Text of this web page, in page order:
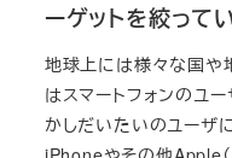
ーゲットを絞って
地球上には様々な国や
はスマートフォンのユ
かしだいたいのユーザ